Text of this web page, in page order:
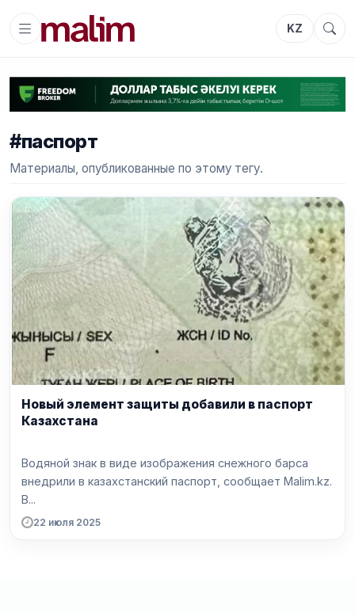
KZ
#паспорт
Материалы, опубликованные по этому тегу.
Новый элемент защиты добавили в паспорт
Казахстана
Водяной знак в виде изображения снежного барса
внедрили в казахстанский паспорт, сообщает Malim.kz.
В...
22 июля 2025